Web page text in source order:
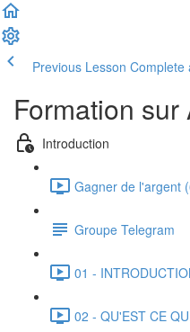
Previous Lesson Complete
Formation sur
Introduction
Gagner de l'argent
Groupe Telegram
01 -
02 - QU'EST CE